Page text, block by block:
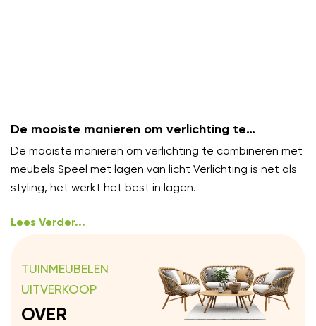
De mooiste manieren om verlichting te
combineren met meubels
De mooiste manieren om verlichting te combineren met
meubels Speel met lagen van licht Verlichting is net als
styling, het werkt het best in lagen.
Lees Verder...
TUINMEUBELEN
UITVERKOOP
OVER